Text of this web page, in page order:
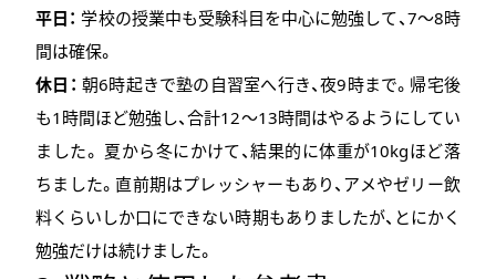
平日： 学校の授業中も受験科目を中心に勉強して、7〜8時
間は確保。
休日： 朝6時起きで塾の自習室へ行き、夜9時まで。帰宅後
も1時間ほど勉強し、合計12〜13時間はやるようにしてい
ました。 夏から冬にかけて、結果的に体重が10kgほど落
ちました。直前期はプレッシャーもあり、アメやゼリー飲
料くらいしか口にできない時期もありましたが、とにかく
勉強だけは続けました。